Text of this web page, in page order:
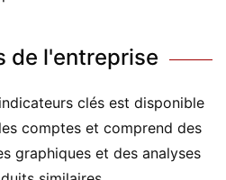
de l'entreprise
clés est disponible
comptes et comprend des
graphiques et des analyses